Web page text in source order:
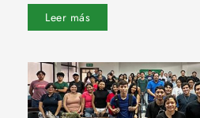
Leer más